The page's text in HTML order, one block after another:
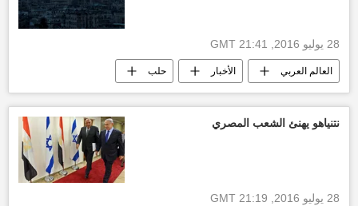
28 يوليو 2016, 21:41 GMT
العالم العربي الأخبار حلب
المركز الروسي لتنسيق الهدنة خروقات
هدنة
نتنياهو يهنئ الشعب المصري
28 يوليو 2016, 21:19 GMT